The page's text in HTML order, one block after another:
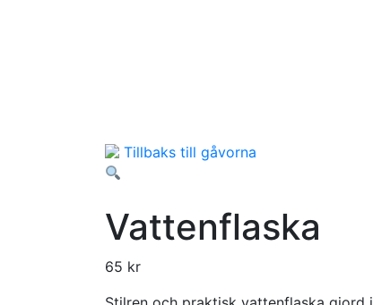
Tillbaks till gåvorna
Vattenflaska
65 kr